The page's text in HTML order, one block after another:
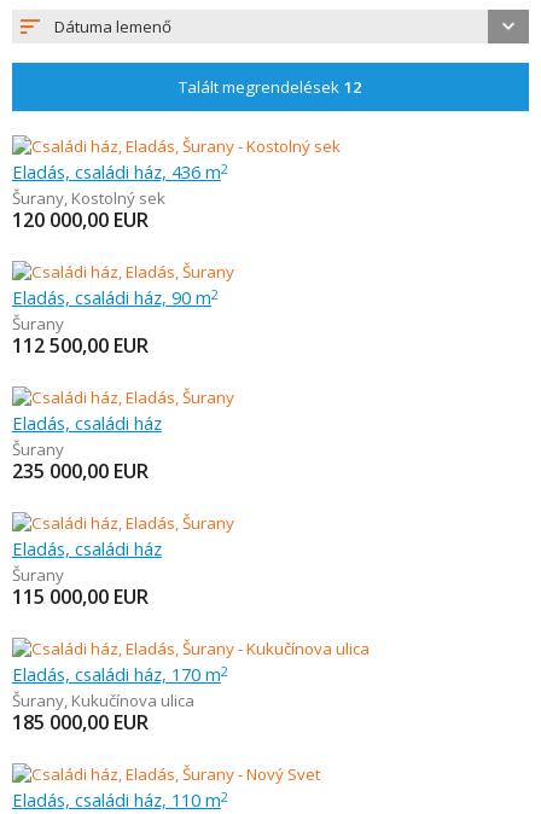
Dátuma lemenő
Talált megrendelések 12
Eladás, családi ház, 436 m2
Šurany, Kostolný sek
120 000,00 EUR
Eladás, családi ház, 90 m2
Šurany
112 500,00 EUR
Eladás, családi ház
Šurany
235 000,00 EUR
Eladás, családi ház
Šurany
115 000,00 EUR
Eladás, családi ház, 170 m2
Šurany, Kukučínova ulica
185 000,00 EUR
Eladás, családi ház, 110 m2